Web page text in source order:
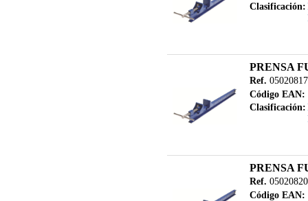
Clasificación:
PRENSA
Ref.
Código EAN:
Clasificación:
PRENSA
Ref.
Código EAN: